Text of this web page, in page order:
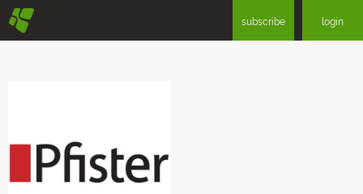
§ subscribe login